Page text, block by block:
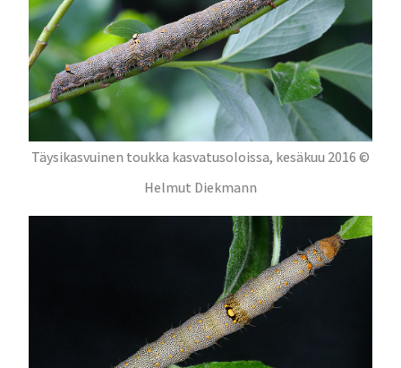
Täysikasvuinen toukka kasvatusoloissa, kesäkuu 2016 ©
Helmut Diekmann